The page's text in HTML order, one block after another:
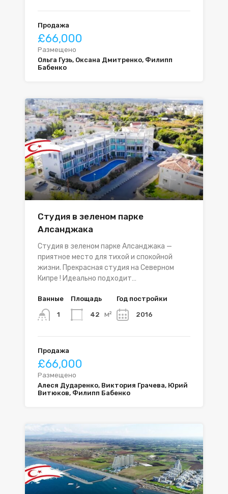
Продажа
£66,000
Размещено
Ольга Гузь, Оксана Дмитренко, Филипп
Бабенко
Студия в зеленом парке
Алсанджака
Студия в зеленом парке Алсанджака —
приятное место для тихой и спокойной
жизни. Прекрасная студия на Северном
Кипре ! Идеально подходит…
Ванные
1
Площадь
42 м²
Год постройки
2016
Продажа
£66,000
Размещено
Алеся Дударенко, Виктория Грачева, Юрий
Витюков, Филипп Бабенко